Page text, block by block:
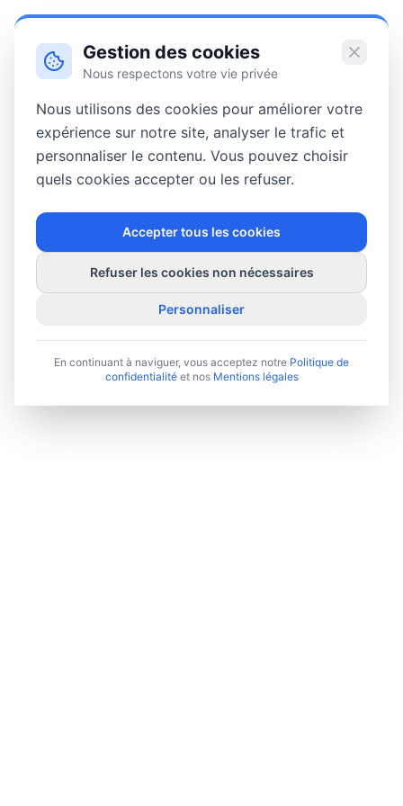
Gestion des cookies
Nous respectons votre vie privée
Nous utilisons des cookies pour améliorer votre
expérience sur notre site, analyser le trafic et
personnaliser le contenu. Vous pouvez choisir
quels cookies accepter ou les refuser.
Accepter tous les cookies
Refuser les cookies non nécessaires
Personnaliser
En continuant à naviguer, vous acceptez notre Politique de
confidentialité et nos Mentions légales